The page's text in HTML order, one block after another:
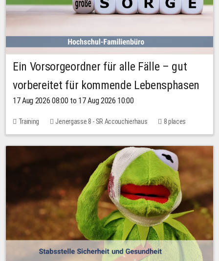
Ein Vorsorgeordner für alle Fälle – gut
vorbereitet für kommende Lebensphasen
17 Aug 2026 08:00 to 17 Aug 2026 10:00
Training Jenergasse 8 - SR Accouchierhaus 8 places